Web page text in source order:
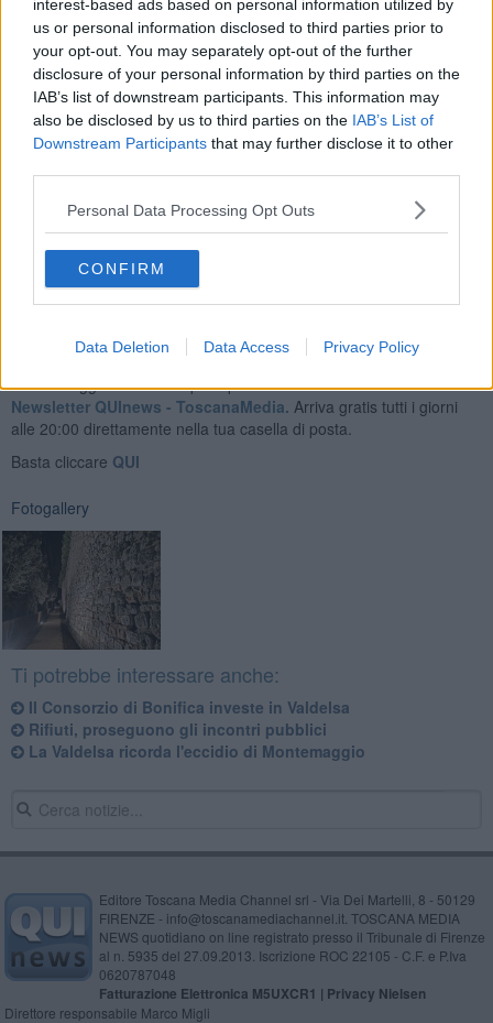
interest-based ads based on personal information utilized by
us or personal information disclosed to third parties prior to
your opt-out. You may separately opt-out of the further
disclosure of your personal information by third parties on the
IAB’s list of downstream participants. This information may
also be disclosed by us to third parties on the IAB’s List of
Downstream Participants that may further disclose it to other
Personal Data Processing Opt Outs
CONFIRM
Data Deletion Data Access Privacy Policy
annuncia su Facebook la soddisfazione di aver assistito ieri alla
prova dell'impianto di illuminazione notturna che valorizza ancora di
più il luogo.
E' attraverso i social cheannuncia la prossima riapertura,
aggiungendo che anche iltorrione "Mangiapecore"restaurato lo
scorso anno, sarà oggetto di un intervento simile. Anche qua sarà
valorizzato il percorso ai piedi de baluardo offrendo un nuovo
percorso alla scoperta di San Gimignano.
Se vuoi leggere le notizie principali della Toscana iscriviti alla
Newsletter QUInews - ToscanaMedia. Arriva gratis tutti i giorni
alle 20:00 direttamente nella tua casella di posta.
Basta cliccare QUI
Fotogallery
Ti potrebbe interessare anche:
Il Consorzio di Bonifica investe in Valdelsa
Rifiuti, proseguono gli incontri pubblici
La Valdelsa ricorda l'eccidio di Montemaggio
Editore Toscana Media Channel srl - Via Dei Martelli, 8 - 50129
FIRENZE - info@toscanamediachannel.it. TOSCANA MEDIA
NEWS quotidiano on line registrato presso il Tribunale di Firenze
al n. 5935 del 27.09.2013. Iscrizione ROC 22105 - C.F. e P.Iva
0620787048
Fatturazione Elettronica M5UXCR1 | Privacy Nielsen
Direttore responsabile Marco Migli